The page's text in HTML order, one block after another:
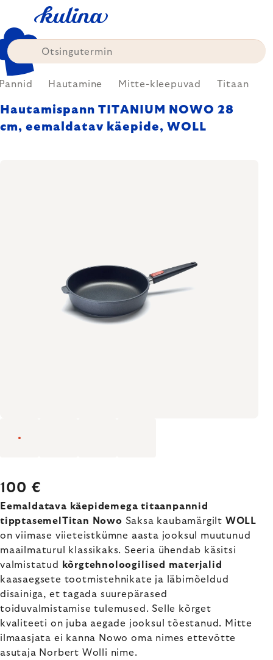
content
Hautamine Mitte-kleepuvad Titaan
Hautamispann TITANIUM NOWO 28
cm, eemaldatav käepide, WOLL
100 €
Eemaldatava käepidemega titaanpannid
tipptasemelTitan Nowo Saksa kaubamärgilt WOLL
on viimase viieteistkümne aasta jooksul muutunud
maailmaturul klassikaks. Seeria ühendab käsitsi
valmistatud
kõrgtehnoloogilised materjalid
kaasaegsete tootmistehnikate ja läbimõeldud
disainiga, et tagada suurepärased
toiduvalmistamise tulemused. Selle kõrget
kvaliteeti on juba aegade jooksul tõestanud. Mitte
ilmaasjata ei kanna Nowo oma nimes ettevõtte
asutaja Norbert Wolli nime.